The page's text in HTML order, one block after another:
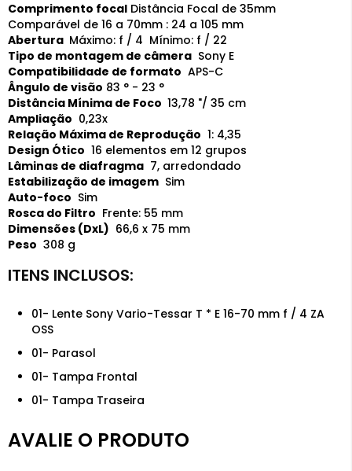
Comprimento focal Distância Focal de 35mm
Comparável de 16 a 70mm : 24 a 105 mm
Abertura Máximo: f / 4 Mínimo: f / 22
Tipo de montagem de câmera Sony E
Compatibilidade de formato APS-C
Ângulo de visão 83 ° - 23 °
Distância Mínima de Foco 13,78 "/ 35 cm
Ampliação 0,23x
Relação Máxima de Reprodução 1: 4,35
Design Ótico 16 elementos em 12 grupos
Lâminas de diafragma 7, arredondado
Estabilização de imagem Sim
Auto-foco Sim
Rosca do Filtro Frente: 55 mm
Dimensões (DxL) 66,6 x 75 mm
Peso 308 g
01- Lente Sony Vario-Tessar T * E 16-70 mm f / 4 ZA
OSS
01- Parasol
01- Tampa Frontal
01- Tampa Traseira
AVALIE O PRODUTO